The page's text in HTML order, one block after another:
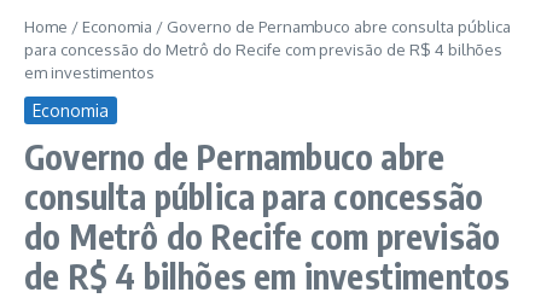
Home / Economia / Governo de Pernambuco abre consulta pública
para concessão do Metrô do Recife com previsão de R$ 4 bilhões
em investimentos
Economia
Governo de Pernambuco abre
consulta pública para concessão
do Metrô do Recife com previsão
de R$ 4 bilhões em investimentos